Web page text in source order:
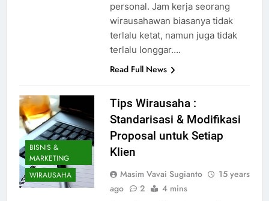
personal. Jam kerja seorang
wirausahawan biasanya tidak
terlalu ketat, namun juga tidak
terlalu longgar….
Read Full News
BISNIS &
MARKETING
WIRAUSAHA
Tips Wirausaha :
Standarisasi & Modifikasi
Proposal untuk Setiap
Klien
Masim Vavai Sugianto
15 years
ago
2 4 mins